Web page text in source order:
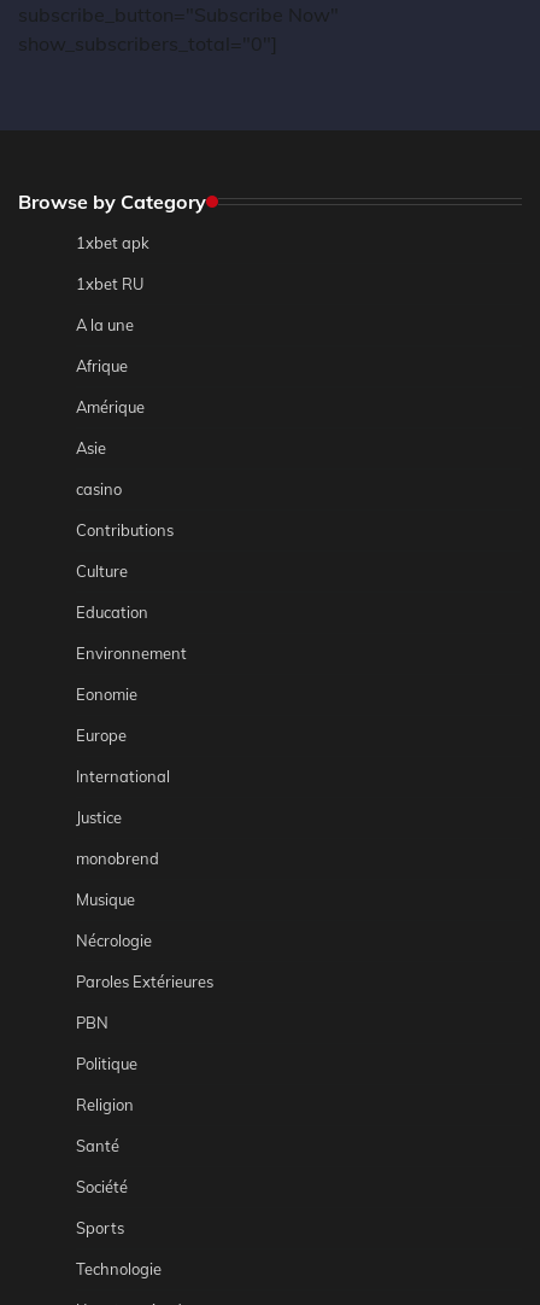
subscribe_button="Subscribe Now"
show_subscribers_total="0"]
Browse by Category
1xbet apk
1xbet RU
A la une
Afrique
Amérique
Asie
casino
Contributions
Culture
Education
Environnement
Eonomie
Europe
International
Justice
monobrend
Musique
Nécrologie
Paroles Extérieures
PBN
Politique
Religion
Santé
Société
Sports
Technologie